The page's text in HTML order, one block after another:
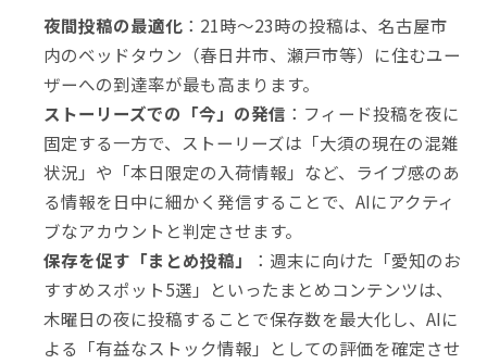
夜間投稿の最適化 ：21時〜23時の投稿は、名古屋市
内のベッドタウン（春日井市、瀬戸市等）に住むユー
ザーへの到達率が最も高まります。
ストーリーズでの「今」の発信 ：フィード投稿を夜に
固定する一方で、ストーリーズは「大須の現在の混雑
状況」や「本日限定の入荷情報」など、ライブ感のあ
る情報を日中に細かく発信することで、AIにアクティ
ブなアカウントと判定させます。
保存を促す「まとめ投稿」
：週末に向けた「愛知のお
すすめスポット5選」といったまとめコンテンツは、
木曜日の夜に投稿することで保存数を最大化し、AIに
よる「有益なストック情報」としての評価を確定させ